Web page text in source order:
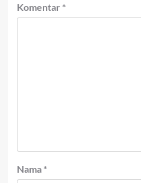
Komentar *
Nama *